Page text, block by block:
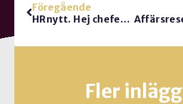
Föregående
HRnytt. Hej chefen. Behövs du?
Fler inlägg